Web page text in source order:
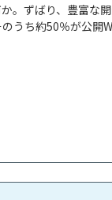
。ずばり、豊富な
うち約50％が公開